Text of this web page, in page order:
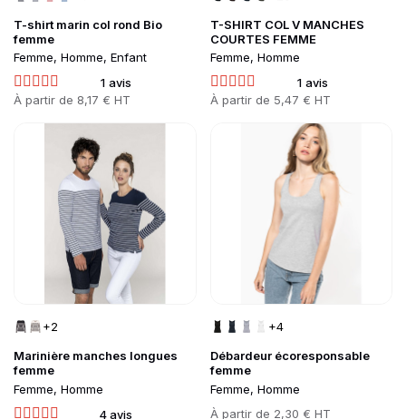
T-shirt marin col rond Bio
femme
Femme, Homme, Enfant
1 avis
Prix
À partir de 8,17 € HT
T-SHIRT COL V MANCHES
COURTES FEMME
Femme, Homme
1 avis
Prix
À partir de 5,47 € HT
Marinière manches longues
femme
Femme, Homme
4 avis
+2
Go to product page
Débardeur écoresponsable
femme
Femme, Homme
Prix
À partir de 2,30 € HT
+4
Go to product page